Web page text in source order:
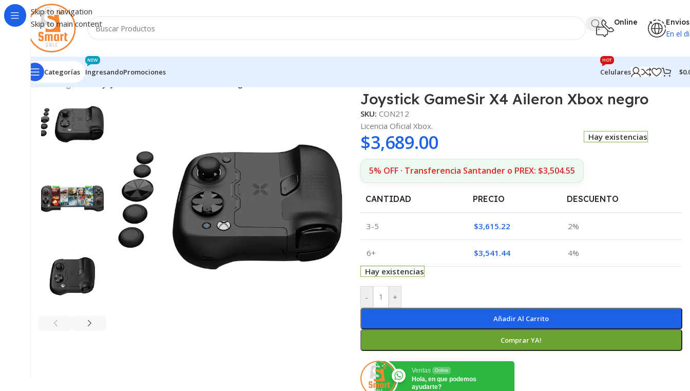
Skip to navigation
Skip to main content
Online Envios
En el
Categorías Ingresando
NEW
Promociones Celulares
HOT
$
Inicio/Ingresando
Joystick GameSir X4 Aileron Xbox negro
SKU: CON212
Licencia Oficial Xbox.
$3,689.00
5% OFF · Transferencia Santander o PREX: $3,504.55
Hay existencias
CANTIDAD PRECIO DESCUENTO
3-5 $3,615.22 2%
6+ $3,541.44
4%
Hay existencias
- +
Añadir Al Carrito
Comprar YA!
Ventas Online
Hola, en que podemos
ayudarte?